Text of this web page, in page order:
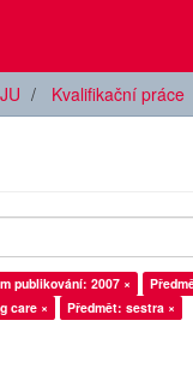
Kvalifikační práce
publikování: 2007 ×
care × Předmět: sestra ×